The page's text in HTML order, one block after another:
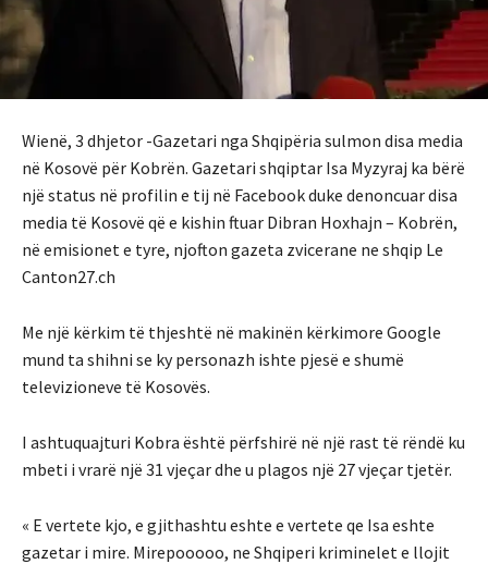
Wienë, 3 dhjetor -Gazetari nga Shqipëria sulmon disa media
në Kosovë për Kobrën. Gazetari shqiptar Isa Myzyraj ka bërë
një status në profilin e tij në Facebook duke denoncuar disa
media të Kosovë që e kishin ftuar Dibran Hoxhajn – Kobrën,
në emisionet e tyre, njofton gazeta zvicerane ne shqip Le
Canton27.ch
Me një kërkim të thjeshtë në makinën kërkimore Google
mund ta shihni se ky personazh ishte pjesë e shumë
televizioneve të Kosovës.
I ashtuquajturi Kobra është përfshirë në një rast të rëndë ku
mbeti i vrarë një 31 vjeçar dhe u plagos një 27 vjeçar tjetër.
« E vertete kjo, e gjithashtu eshte e vertete qe Isa eshte
gazetar i mire. Mirepooooo, ne Shqiperi kriminelet e llojit